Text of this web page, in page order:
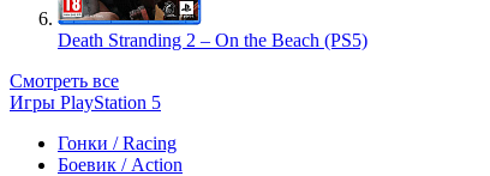
Death Stranding 2 – On the Beach (PS5)
Смотреть все
Игры PlayStation 5
Гонки / Racing
Боевик / Action